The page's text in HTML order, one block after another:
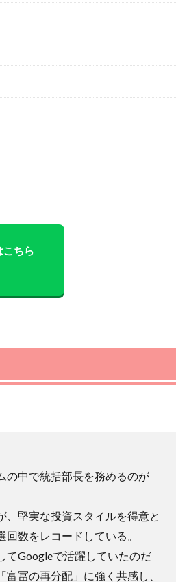
こちら
の中で統括部長を務めるのが
、堅実な投資スタイルを得意と
数をレコードしている。
てGoogleで活躍していたのだ
冨の再分配」に強く共感し、